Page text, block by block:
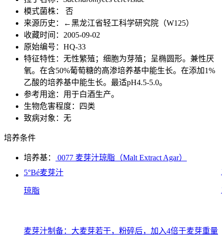
模式菌株： 否
来源历史：←黑龙江省轻工科学研究院（W125）
收藏时间：2005-09-02
原始编号：HQ-33
特征特性：无性繁殖；细胞为芽殖；呈椭圆形。兼性厌
氧。在含50%葡萄糖的高渗培养基中能生长。在添加1%
乙酸的培养基中能生长。最适pH4.5-5.0。
参考用途：用于白酒生产。
生物危害程度：四类
致病对象：无
培养条件
培养基：
0077 麦芽汁琼脂（Malt Extract Agar）
5°Bé麦芽汁
琼脂
麦芽汁制备：大麦芽若干，粉碎后，加入4倍于麦芽重量